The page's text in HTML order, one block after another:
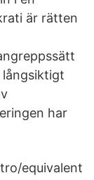
är rätten
har
equivalent